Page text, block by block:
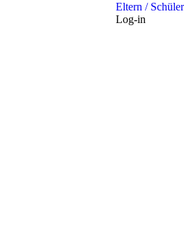
Eltern / Schüler
Log-in